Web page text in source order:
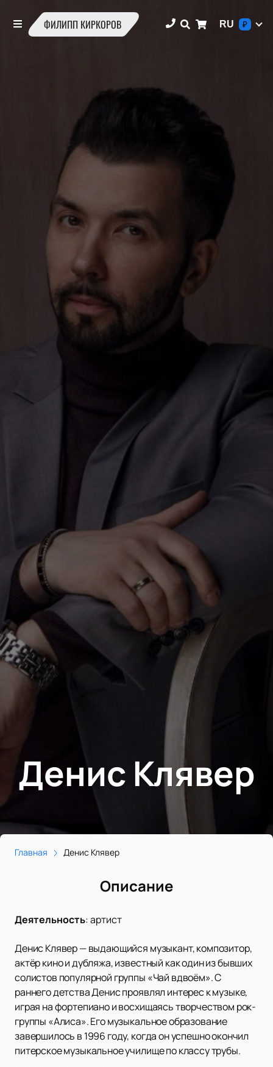
ФИЛИПП КИРКОРОВ RU ₽
Денис Клявер
Главная Денис Клявер
Описание
Деятельность:артист
Денис Клявер — выдающийся музыкант, композитор,
актёр кино и дубляжа, известный как один из бывших
солистов популярной группы «Чай вдвоём». С
раннего детства Денис проявлял интерес к музыке,
играя на фортепиано и восхищаясь творчеством рок-
группы «Алиса». Его музыкальное образование
завершилось в 1996 году, когда он успешно окончил
питерское музыкальное училище по классу трубы.